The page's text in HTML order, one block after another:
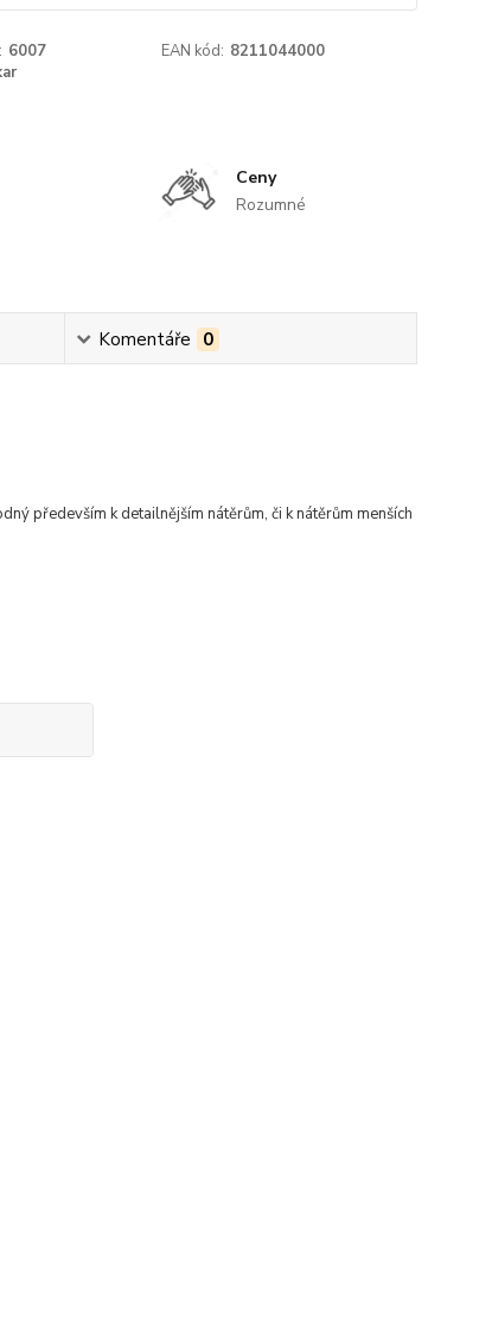
6007 EAN kód: 8211044000
Ceny
Rozumné
Komentáře 0
především k detailnějším nátěrům, či k nátěrům menších